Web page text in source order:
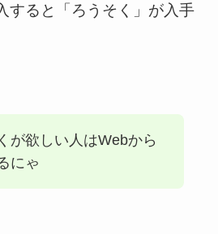
すると「ろうそく」が入手
が欲しい人はWebから
にゃ